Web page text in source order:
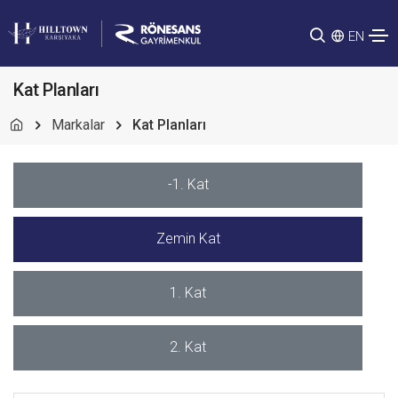
EN
Kat Planları
Markalar Kat Planları
-1. Kat
Zemin Kat
1. Kat
2. Kat